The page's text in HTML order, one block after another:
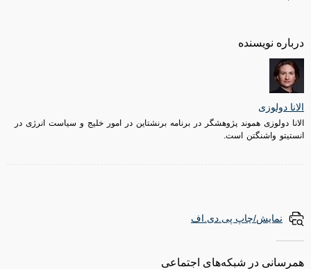
درباره نویسنده
الانا دو‌لوزی
الانا دولوزی هموند پژوهشگر در برنامه برنشتاین در امور خلیج و سیاست انرژی در
انستیتو واشنگتن است.
نمایش/چاپ پی.دی.اف
همرسانی در شبکه‌های اجتماعی